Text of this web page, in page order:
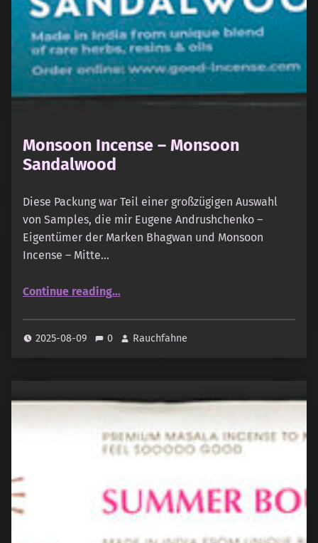
Monsoon Incense – Monsoon
Sandalwood
Diese Packung war Teil einer großzügigen Auswahl
von Samples, die mir Eugene Andrushchenko –
Eigentümer der Marken Bhagwan und Monsoon
Incense – Mitte…
Continue reading…
2025-08-09 0 Rauchfahne